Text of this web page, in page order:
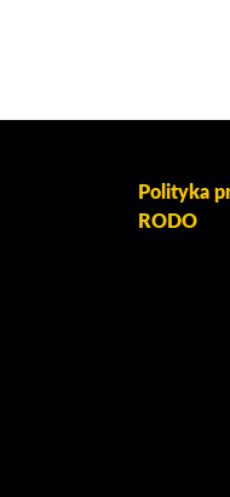
Polityka
RODO